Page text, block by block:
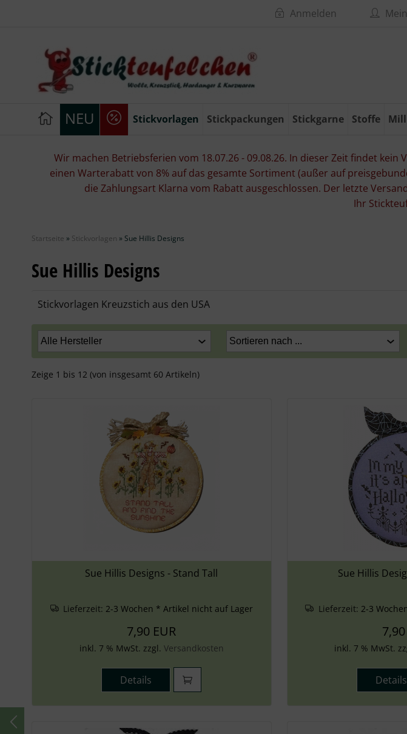
Anmelden
NEU Stickvorlagen Stickpackungen Stickgarne Stoffe
Wir machen Betriebsferien vom 18.07.26 - 09.08.26. In dieser Zeit findet
einen Warterabatt von 8% auf das gesamte Sortiment (außer auf
die Zahlungsart Klarna vom Rabatt ausgeschlossen. Der letzte
Ihr
Startseite » Stickvorlagen » Sue Hillis Designs
Sue Hillis Designs
Stickvorlagen Kreuzstich aus den USA
Zeige 1 bis 12 (von insgesamt 60 Artikeln)
Sue Hillis Designs - Stand Tall
Lieferzeit: 2-3 Wochen * Artikel nicht auf Lager
7,90 EUR
inkl. 7 % MwSt. zzgl. Versandkosten
Details
Sue Hillis
Lieferzeit: 2-3
inkl. 7 % MwSt.
Details